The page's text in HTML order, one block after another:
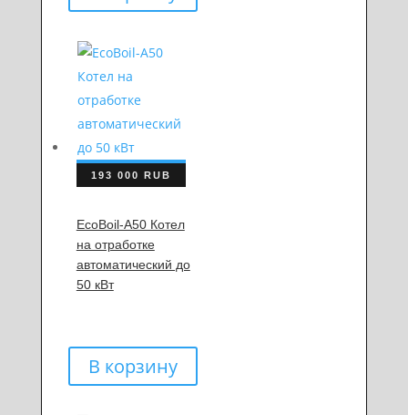
EcoBoil-A50 Котел
на отработке
автоматический до
50 кВт
193 000 RUB
В корзину